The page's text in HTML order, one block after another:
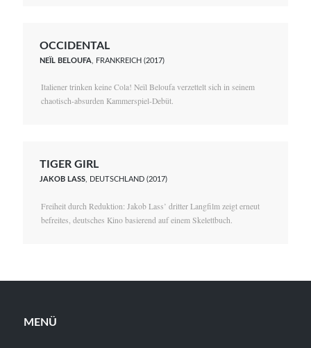
OCCIDENTAL
NEÏL BELOUFA , FRANKREICH (2017)
Italiener trinken keine Cola! Neïl Beloufa verzettelt sich in seinem
chaotisch-absurden Kammerspiel-Debüt.
TIGER GIRL
JAKOB LASS, DEUTSCHLAND (2017)
Freiheit durch Reduktion: Jakob Lass’ dritter Langfilm zeigt erneut
befreites, deutsches Kino basierend auf einem Skelettbuch.
MENÜ